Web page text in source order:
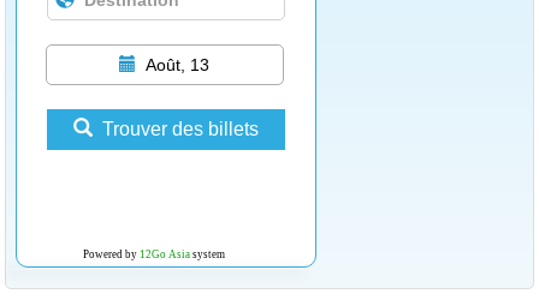
Août, 13
Trouver des billets
Powered by 12Go Asiasystem